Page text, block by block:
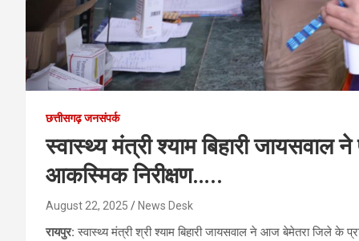
छत्तीसगढ़ जनसंपर्क
स्वास्थ्य मंत्री श्याम बिहारी जायसवाल
आकस्मिक निरीक्षण…..
August 22, 2025 News Desk
रायपुर: स्वास्थ्य मंत्री श्री श्याम बिहारी जायसवाल ने आज बेमेतरा जिले के